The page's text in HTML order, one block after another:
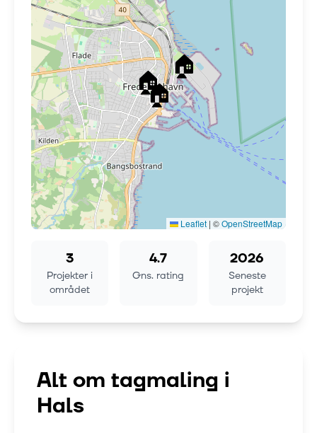
🏠
🏠 🏠
Leaflet | ©OpenStreetMap
3
Projekter i
området
4.7
Gns. rating
2026
Seneste
projekt
Alt om tagmaling i
Hals